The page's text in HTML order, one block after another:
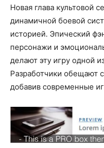
Новая глава культовой
динамичной боевой
историей. Эпический
персонажи и
делают эту игру одной
Разработчики обещают
добавив современные